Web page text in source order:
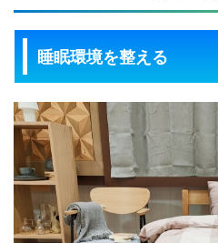
睡眠環境を整える